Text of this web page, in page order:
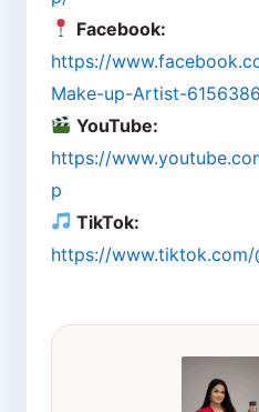
Facebook:
https://
Make-up-Artist-
YouTube:
https://
p
TikTok:
https://www.tiktok.com/